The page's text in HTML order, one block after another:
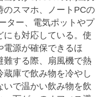
のスマホ、ノートPCの
ター、電気ポットやプ
にも対応している。使
電源が確保できるほ
難する際、扇風機で熱
庫で飲み物を冷やし
いで温かい飲み物を飲